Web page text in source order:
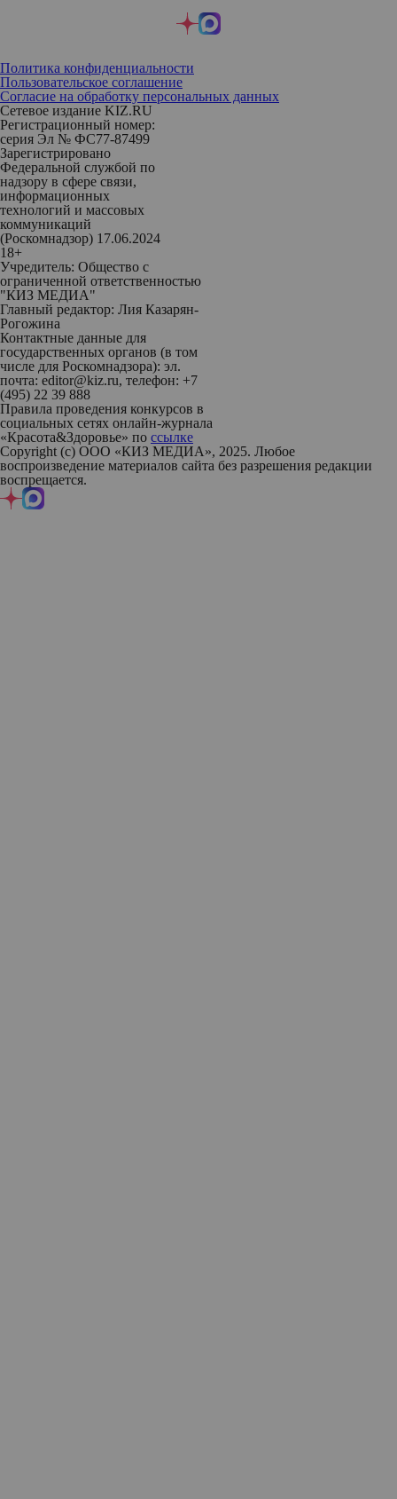
Политика конфиденциальности
Пользовательское соглашение
Согласие на обработку персональных данных
Сетевое издание KIZ.RU
Регистрационный номер:
серия Эл № ФС77-87499
Зарегистрировано
Федеральной службой по
надзору в сфере связи,
информационных
технологий и массовых
коммуникаций
(Роскомнадзор) 17.06.2024
18+
Учредитель: Общество с
ограниченной ответственностью
"КИЗ МЕДИА"
Главный редактор: Лия Казарян-
Рогожина
Контактные данные для
государственных органов (в том
числе для Роскомнадзора): эл.
почта: editor@kiz.ru, телефон: +7
(495) 22 39 888
Правила проведения конкурсов в
социальных сетях онлайн-журнала
«Красота&Здоровье» по ссылке
Copyright (с) ООО «КИЗ МЕДИА», 2025. Любое
воспроизведение материалов сайта без разрешения редакции
воспрещается.